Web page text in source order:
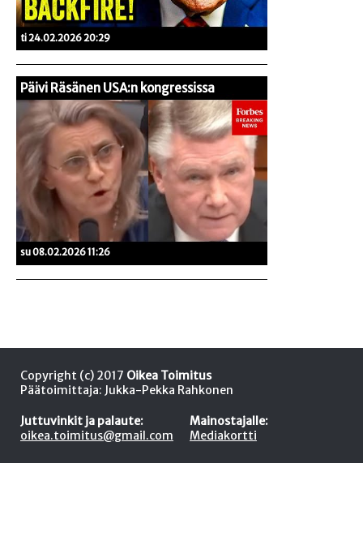
ti 24.02.2026 20:29
Päivi Räsänen USA:n kongressissa
su 08.02.2026 11:26
Copyright (c) 2017 Oikea Toimitus
Päätoimittaja: Jukka-Pekka Rahkonen
Juttuvinkit ja palaute:
oikea.toimitus@gmail.com
Mainostajalle:
Mediakortti